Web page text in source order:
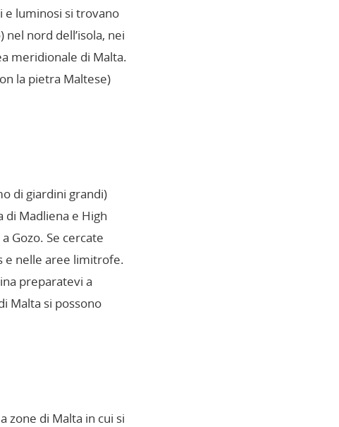
e luminosi si trovano
nord dell’isola, nei
meridionale di Malta.
la pietra Maltese)
di giardini grandi)
di Madliena e High
Gozo. Se cercate
e nelle aree limitrofe.
preparatevi a
Malta si possono
zone di Malta in cui si